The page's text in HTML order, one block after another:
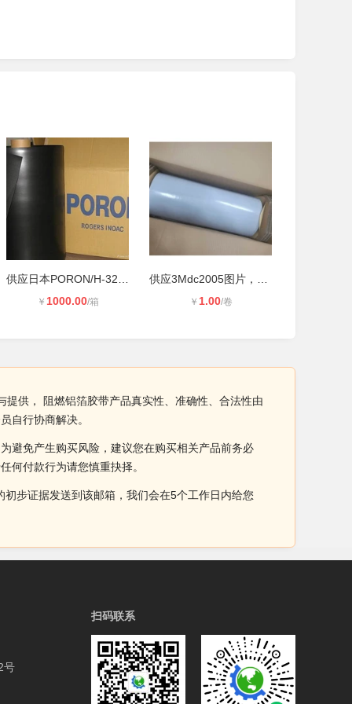
￥ 1000.00/箱 ￥ 1.00/卷
供， 阻燃铝箔胶带产品真实性、准确性、合法性由
自行协商解决。
避免产生购买风险，建议您在购买相关产品前务必
何付款行为请您慎重抉择。
步证据发送到该邮箱，我们会在5个工作日内给您
号
扫码联系